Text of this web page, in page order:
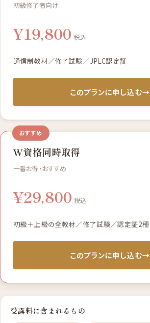
初級修了者向け
¥19,800 税込
通信制教材／修了試験／JPLC認定証
このプランに申し込む→
おすすめ
W資格同時取得
一番お得・おすすめ
¥29,800 税込
初級＋上級の全教材／修了試験／認定証2種
このプランに申し込む→
受講料に含まれるもの